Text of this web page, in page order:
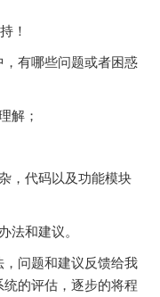
！
有哪些问题或者困惑
解；
，代码以及功能模块
法和建议。
问题和建议反馈给我
的评估，逐步的将程